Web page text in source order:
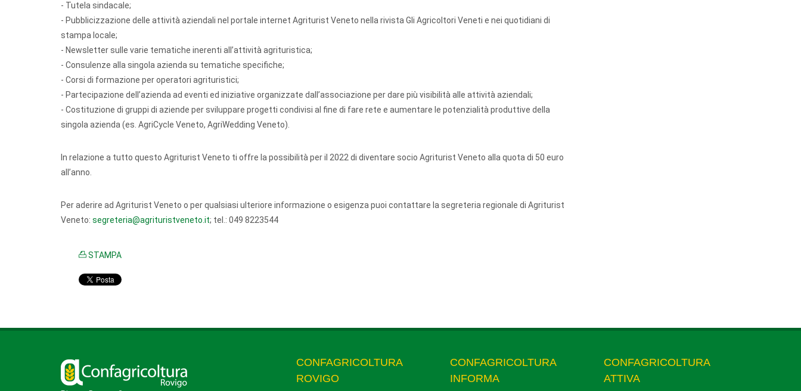
- Tutela sindacale;
- Pubblicizzazione delle attività aziendali nel portale internet Agriturist Veneto nella rivista Gli Agricoltori Veneti e nei quotidiani di
stampa locale;
- Newsletter sulle varie tematiche inerenti all’attività agrituristica;
- Consulenze alla singola azienda su tematiche specifiche;
- Corsi di formazione per operatori agrituristici;
- Partecipazione dell’azienda ad eventi ed iniziative organizzate dall’associazione per dare più visibilità alle attività aziendali;
- Costituzione di gruppi di aziende per sviluppare progetti condivisi al fine di fare rete e aumentare le potenzialità produttive della
singola azienda (es. AgriCycle Veneto, AgriWedding Veneto).
In relazione a tutto questo Agriturist Veneto ti offre la possibilità per il 2022 di diventare socio Agriturist Veneto alla quota di 50 euro
all’anno.
Per aderire ad Agriturist Veneto o per qualsiasi ulteriore informazione o esigenza puoi contattare la segreteria regionale di Agriturist
Veneto: segreteria@agrituristveneto.it; tel.: 049 8223544
STAMPA
CONFAGRICOLTURA
ROVIGO
CONFAGRICOLTURA
INFORMA
CONFAGRICOLTURA
ATTIVA